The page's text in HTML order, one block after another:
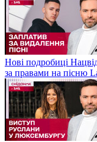
Нові подробиці
за правами на пісню